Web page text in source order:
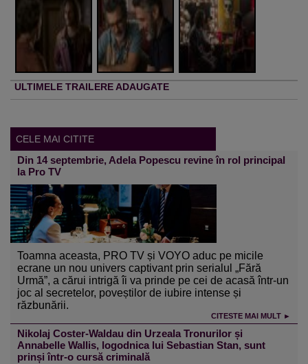
ULTIMELE TRAILERE ADAUGATE
CELE MAI CITITE
Din 14 septembrie, Adela Popescu revine în rol principal
la Pro TV
Toamna aceasta, PRO TV și VOYO aduc pe micile
ecrane un nou univers captivant prin serialul „Fără
Urmă”, a cărui intrigă îi va prinde pe cei de acasă într-un
joc al secretelor, poveștilor de iubire intense și
răzbunării.
CITESTE MAI MULT ►
Nikolaj Coster-Waldau din Urzeala Tronurilor și
Annabelle Wallis, logodnica lui Sebastian Stan, sunt
prinși într-o cursă criminală